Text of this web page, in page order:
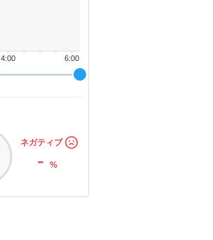
6:00
4:00
ネガティブ
-%